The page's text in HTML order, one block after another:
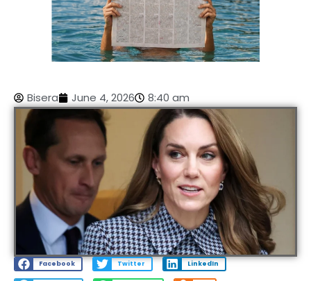
Bisera June 4, 2026 8:40 am
Facebook Twitter LinkedIn